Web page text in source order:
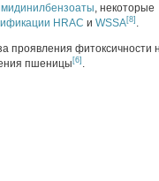
, некоторые
HRAC и WSSA[8] .
проявления фитоксичности
пшеницы [6] .